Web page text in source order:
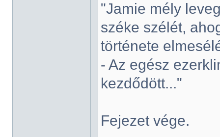
"Jamie mély
széke szélét,
története
- Az egész
kezdődött..."
Fejezet vége.